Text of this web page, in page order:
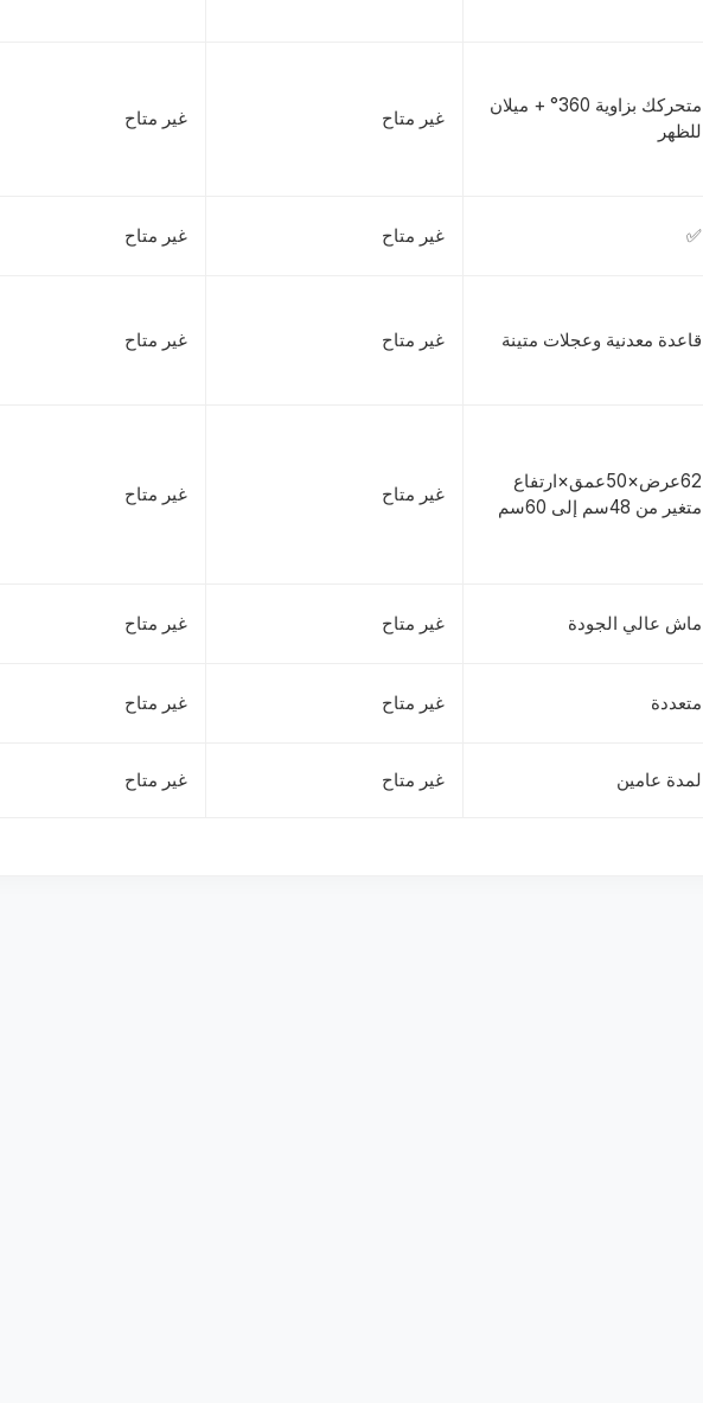
متحركك بزاوية 360° + ميلان
للظهر
غير متاح غير متاح
✅ غير متاح غير متاح
قاعدة معدنية وعجلات متينة غير متاح غير متاح
62عرض×50عمق×ارتفاع
متغير من 48سم إلى 60سم
غير متاح غير متاح
ماش عالي الجودة غير متاح غير متاح
متعددة غير متاح غير متاح
لمدة عامين غير متاح غير متاح